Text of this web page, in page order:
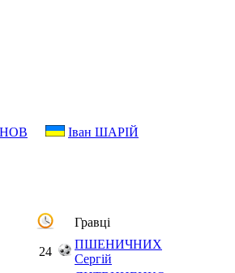
Іван ШАРІЙ
Гравці
24
ПШЕНИЧНИХ
Сергій